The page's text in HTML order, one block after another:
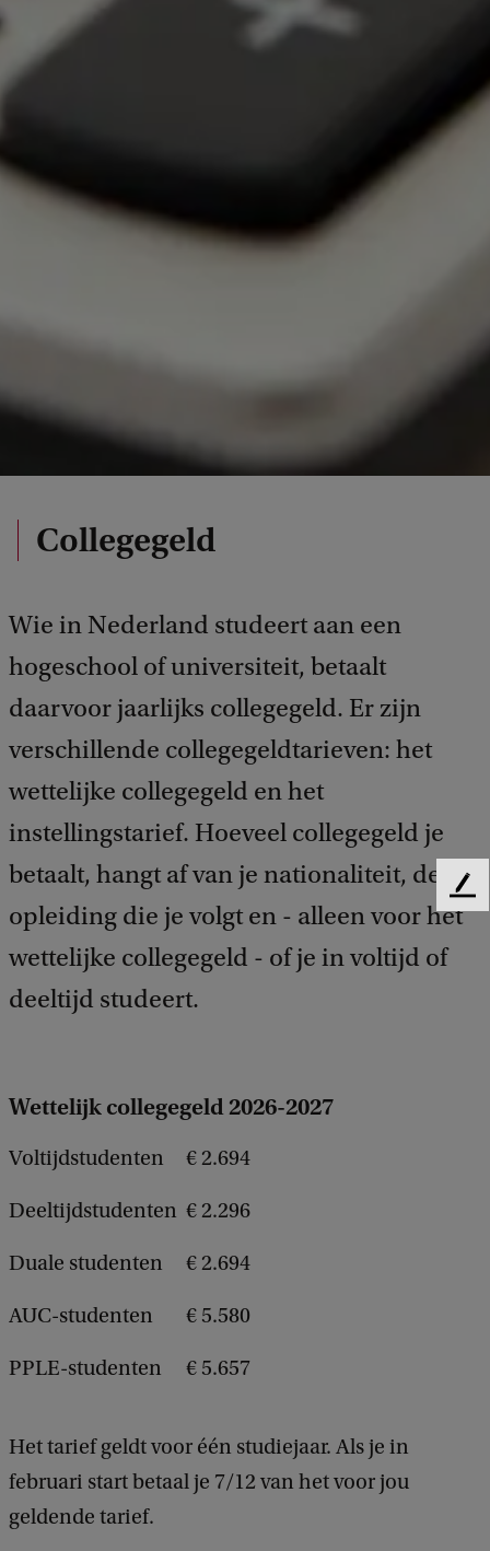
Collegegeld
Wie in Nederland studeert aan een
hogeschool of universiteit, betaalt
daarvoor jaarlijks collegegeld. Er zijn
verschillende collegegeldtarieven: het
wettelijke collegegeld en het
instellingstarief. Hoeveel collegegeld je
betaalt, hangt af van je nationaliteit, de
opleiding die je volgt en - alleen voor het
wettelijke collegegeld - of je in voltijd of
deeltijd studeert.
Wettelijk collegegeld 2026-2027
Voltijdstudenten € 2.694
Deeltijdstudenten € 2.296
Duale studenten € 2.694
AUC-studenten € 5.580
PPLE-studenten € 5.657
Het tarief geldt voor één studiejaar. Als je in
februari start betaal je 7/12 van het voor jou
geldende tarief.
F
e